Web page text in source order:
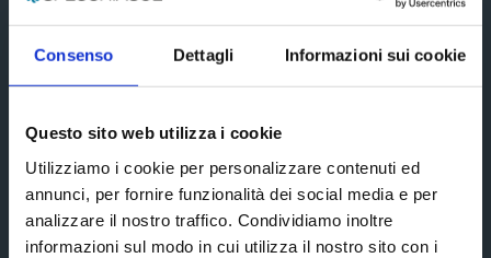
Consenso Dettagli Informazioni sui cookie
Questo sito web utilizza i cookie
Utilizziamo i cookie per personalizzare contenuti ed
annunci, per fornire funzionalità dei social media e per
analizzare il nostro traffico. Condividiamo inoltre
informazioni sul modo in cui utilizza il nostro sito con i
privacy policy
Subscribe